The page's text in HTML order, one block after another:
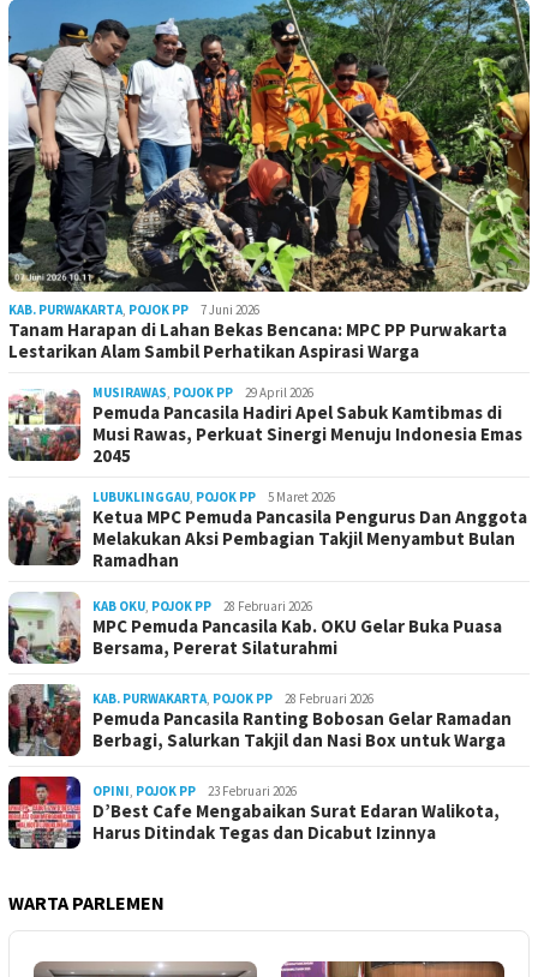
KAB. PURWAKARTA, POJOK PP 7 Juni 2026
Tanam Harapan di Lahan Bekas Bencana: MPC PP Purwakarta
Lestarikan Alam Sambil Perhatikan Aspirasi Warga
MUSIRAWAS, POJOK PP 29 April 2026
Pemuda Pancasila Hadiri Apel Sabuk Kamtibmas di
Musi Rawas, Perkuat Sinergi Menuju Indonesia Emas
2045
LUBUKLINGGAU, POJOK PP 5 Maret 2026
Ketua MPC Pemuda Pancasila Pengurus Dan Anggota
Melakukan Aksi Pembagian Takjil Menyambut Bulan
Ramadhan
KAB OKU, POJOK PP 28 Februari 2026
MPC Pemuda Pancasila Kab. OKU Gelar Buka Puasa
Bersama, Pererat Silaturahmi
KAB. PURWAKARTA, POJOK PP 28 Februari 2026
Pemuda Pancasila Ranting Bobosan Gelar Ramadan
Berbagi, Salurkan Takjil dan Nasi Box untuk Warga
OPINI, POJOK PP 23 Februari 2026
D’Best Cafe Mengabaikan Surat Edaran Walikota,
Harus Ditindak Tegas dan Dicabut Izinnya
WARTA PARLEMEN